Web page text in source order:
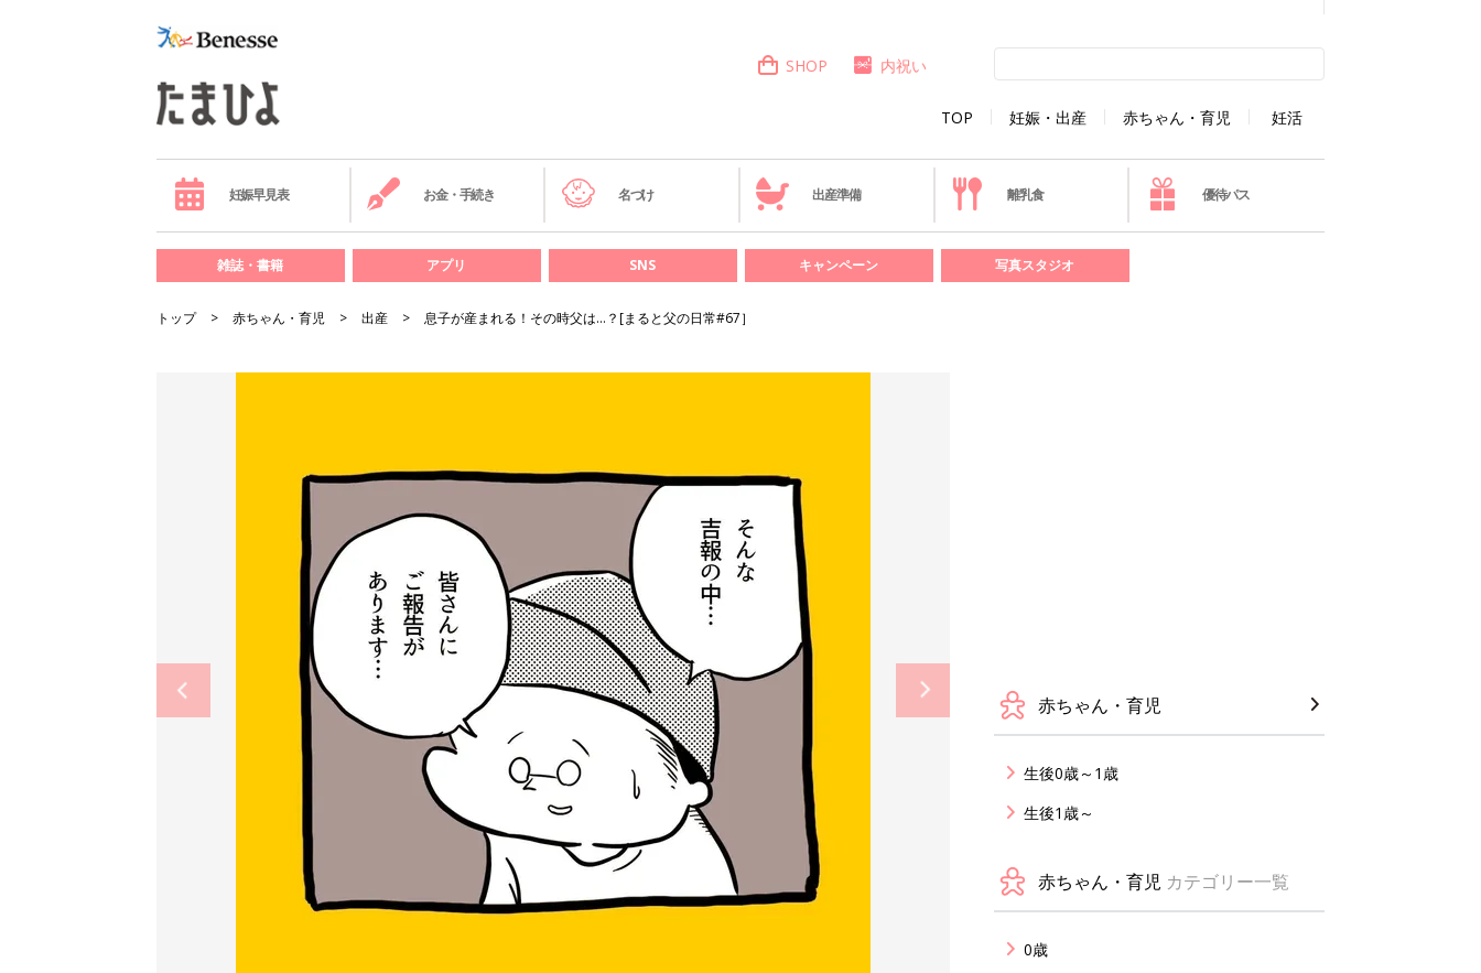
TOP 妊娠・出産 赤ちゃん・育児 妊活
SHOP 内祝い
妊娠早見表 お金・手続き 名づけ 出産準備 離乳食 優待パス
雑誌・書籍 アプリ SNS キャンペーン 写真スタジオ
トップ 赤ちゃん・育児 出産 息子が産まれる！その時父は…？[まると父の日常#67］
赤ちゃん・育児
生後0歳～1歳
生後1歳～
赤ちゃん・育児 カテゴリー一覧
0歳